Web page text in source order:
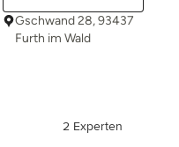
Gschwand 28, 93437
Furth im Wald
2 Experten